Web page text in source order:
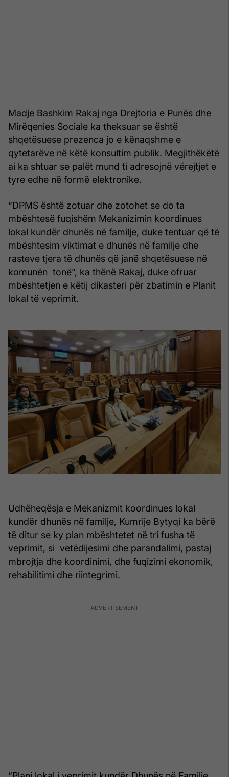
Madje Bashkim Rakaj nga Drejtoria e Punës dhe
Mirëqenies Sociale ka theksuar se është
shqetësuese prezenca jo e kënaqshme e
qytetarëve në këtë konsultim publik. Megjithëkëtë
ai ka shtuar se palët mund ti adresojnë vërejtjet e
tyre edhe në formë elektronike.
“DPMS është zotuar dhe zotohet se do ta
mbështesë fuqishëm Mekanizimin koordinues
lokal kundër dhunës në familje, duke tentuar që të
mbështesim viktimat e dhunës në familje dhe
rasteve tjera të dhunës që janë shqetësuese në
komunën tonë”, ka thënë Rakaj, duke ofruar
mbështetjen e këtij dikasteri për zbatimin e Planit
lokal të veprimit.
Udhëheqësja e Mekanizmit koordinues lokal
kundër dhunës në familje, Kumrije Bytyqi ka bërë
të ditur se ky plan mbështetet në tri fusha të
veprimit, si vetëdijesimi dhe parandalimi, pastaj
mbrojtja dhe koordinimi, dhe fuqizimi ekonomik,
rehabilitimi dhe riintegrimi.